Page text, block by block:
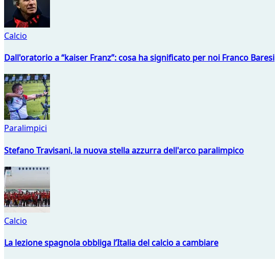
Calcio
Dall'oratorio a “kaiser Franz”: cosa ha significato per noi Franco Baresi
Paralimpici
Stefano Travisani, la nuova stella azzurra dell'arco paralimpico
Calcio
La lezione spagnola obbliga l’Italia del calcio a cambiare